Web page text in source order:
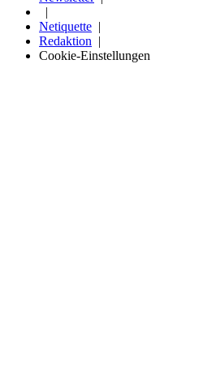
Netiquette
Redaktion
Cookie-Einstellungen